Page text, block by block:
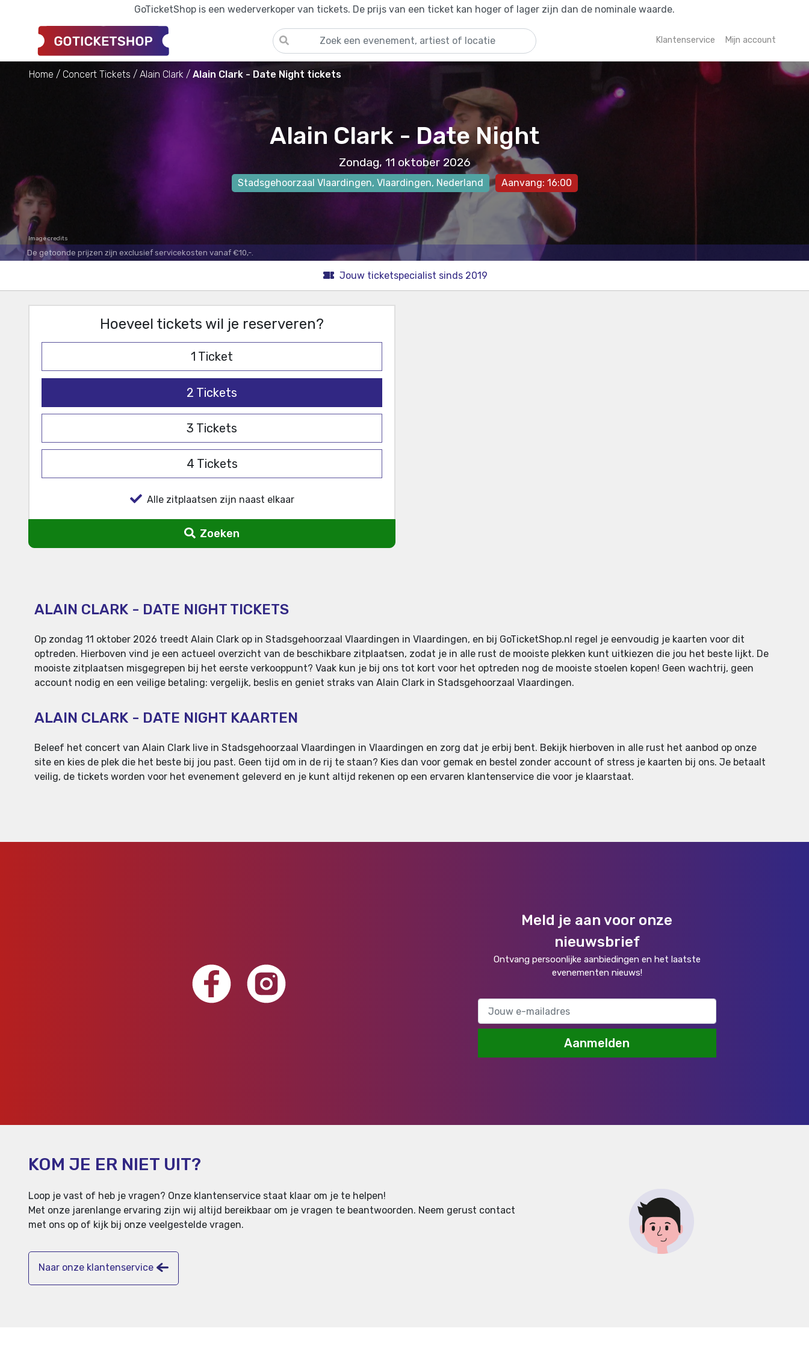
GoTicketShop is een wederverkoper van tickets. De prijs van een ticket kan hoger of lager zijn dan de nominale waarde.
Klantenservice Mijn account
Home Concert Tickets Alain Clark Alain Clark - Date Night tickets
Alain Clark - Date Night
Zondag, 11 oktober 2026
Stadsgehoorzaal Vlaardingen, Vlaardingen, Nederland Aanvang: 16:00
Image credits
De getoonde prijzen zijn exclusief servicekosten vanaf €10,-.
Jouw ticketspecialist sinds 2019
Hoeveel tickets wil je reserveren?
1 Ticket
2 Tickets
3 Tickets
4 Tickets
Alle zitplaatsen zijn naast elkaar
Zoeken
ALAIN CLARK - DATE NIGHT TICKETS
Op zondag 11 oktober 2026 treedt Alain Clark op in Stadsgehoorzaal Vlaardingen in Vlaardingen, en bij GoTicketShop.nl regel je eenvoudig je kaarten voor dit
optreden. Hierboven vind je een actueel overzicht van de beschikbare zitplaatsen, zodat je in alle rust de mooiste plekken kunt uitkiezen die jou het beste lijkt. De
mooiste zitplaatsen misgegrepen bij het eerste verkooppunt? Vaak kun je bij ons tot kort voor het optreden nog de mooiste stoelen kopen! Geen wachtrij, geen
account nodig en een veilige betaling: vergelijk, beslis en geniet straks van Alain Clark in Stadsgehoorzaal Vlaardingen.
ALAIN CLARK - DATE NIGHT KAARTEN
Beleef het concert van Alain Clark live in Stadsgehoorzaal Vlaardingen in Vlaardingen en zorg dat je erbij bent. Bekijk hierboven in alle rust het aanbod op onze
site en kies de plek die het beste bij jou past. Geen tijd om in de rij te staan? Kies dan voor gemak en bestel zonder account of stress je kaarten bij ons. Je betaalt
veilig, de tickets worden voor het evenement geleverd en je kunt altijd rekenen op een ervaren klantenservice die voor je klaarstaat.
Meld je aan voor onze
nieuwsbrief
Ontvang persoonlijke aanbiedingen en het laatste
evenementen nieuws!
Aanmelden
KOM JE ER NIET UIT?
Loop je vast of heb je vragen? Onze klantenservice staat klaar om je te helpen!
Met onze jarenlange ervaring zijn wij altijd bereikbaar om je vragen te beantwoorden. Neem gerust contact
met ons op of kijk bij onze veelgestelde vragen.
Naar onze klantenservice